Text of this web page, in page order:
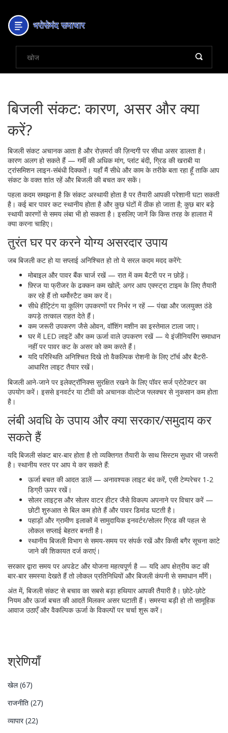
बिजली संकट: कारण, असर और क्या
करें?
बिजली संकट अचानक आता है और रोज़मर्रा की ज़िन्दगी पर सीधा असर डालता है।
कारण अलग हो सकते हैं — गर्मी की अधिक मांग, प्लांट बंदी, ग्रिड की खराबी या
ट्रांसमिशन लाइन-संबंधी दिक्कतें। यहाँ मैं सीधे और काम के तरीके बता रहा हूँ ताकि आप
संकट के वक्त शांत रहें और बिजली की बचत कर सकें।
पहला कदम समझना है कि संकट अस्थायी होता है पर तैयारी आपकी परेशानी घटा सकती
है। कई बार पावर कट स्थानीय होता है और कुछ घंटों में ठीक हो जाता है; कुछ बार बड़े
स्थायी कारणों से समय लंबा भी हो सकता है। इसलिए जानें कि किस तरह के हालात में
क्या करना चाहिए।
तुरंत घर पर करने योग्य असरदार उपाय
जब बिजली कट हो या सप्लाई अनिश्चित हो तो ये सरल कदम मदद करेंगे:
मोबाइल और पावर बैंक चार्ज रखें — रात में कम बैटरी पर न छोड़ें।
फ़्रिज या फ्रीजर के ढक्कन कम खोलें; अगर आप एक्स्ट्रा टाइम के लिए तैयारी
कर रहे हैं तो थर्मोस्टैट कम कर दें।
सीधे हीट्टिंग या कूलिंग उपकरणों पर निर्भर न रहें — पंखा और जलयुक्त ठंडे
कपड़े तत्काल राहत देते हैं।
कम जरूरी उपकरण जैसे ओवन, वॉशिंग मशीन का इस्तेमाल टाला जाए।
घर में LED लाइटें और कम ऊर्जा वाले उपकरण रखें — ये इंजीनियरिंग समाधान
नहीं पर पावर कट के असर को कम करते हैं।
यदि परिस्थिति अनिश्चित दिखे तो वैकल्पिक रोशनी के लिए टॉर्च और बैटरी-
आधारित लाइट तैयार रखें।
बिजली आने-जाने पर इलेक्ट्रॉनिक्स सुरक्षित रखने के लिए पॉवर सर्ज प्रोटेक्टर का
उपयोग करें। इससे इनवर्टर या टीवी को अचानक वोल्टेज फ्लक्चर से नुकसान कम होता
है।
लंबी अवधि के उपाय और क्या सरकार/समुदाय कर
सकते हैं
यदि बिजली संकट बार-बार होता है तो व्यक्तिगत तैयारी के साथ सिस्टम सुधार भी जरूरी
है। स्थानीय स्तर पर आप ये कर सकते हैं:
ऊर्जा बचत की आदत डालें — अनावश्यक लाइट बंद करें, एसी टेम्परेचर 1-2
डिग्री ऊपर रखें।
सोलर लाइट्स और सोलर वाटर हीटर जैसे विकल्प अपनाने पर विचार करें —
छोटी शुरुआत से बिल कम होते हैं और पावर डिमांड घटती है।
पहाड़ों और ग्रामीण इलाकों में सामुदायिक इनवर्टर/सोलर ग्रिड की पहल से
लोकल सप्लाई बेहतर बनती है।
स्थानीय बिजली विभाग से समय-समय पर संपर्क रखें और किसी बगैर सूचना काटे
जाने की शिकायत दर्ज कराएं।
सरकार द्वारा समय पर अपडेट और योजना महत्वपूर्ण है — यदि आप क्षेत्रीय कट की
बार-बार समस्या देखते हैं तो लोकल प्रतिनिधियों और बिजली कंपनी से समाधान माँगें।
अंत में, बिजली संकट से बचाव का सबसे बड़ा हथियार आपकी तैयारी है। छोटे-छोटे
नियम और ऊर्जा बचत की आदतें मिलकर असर घटाती हैं। समस्या बड़ी हो तो सामूहिक
आवाज उठाएँ और वैकल्पिक ऊर्जा के विकल्पों पर चर्चा शुरू करें।
श्रेणियाँ
खेल(67)
राजनीति (27)
व्यापार(22)